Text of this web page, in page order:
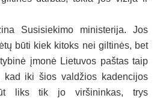
Susisiekimo ministerija. Jos
būti kiek kitoks nei giltinės, bet
įmonė Lietuvos paštas taip
kad iki šios valdžios kadencijos
liks tik jo viršininkas, trys